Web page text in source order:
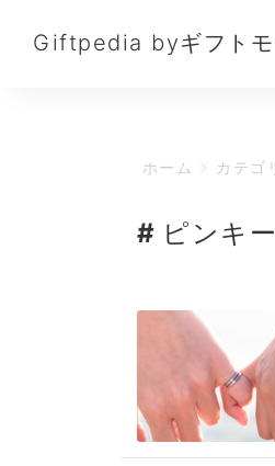
Giftpedia byギフトモ
ホーム カテゴ
ピンキ